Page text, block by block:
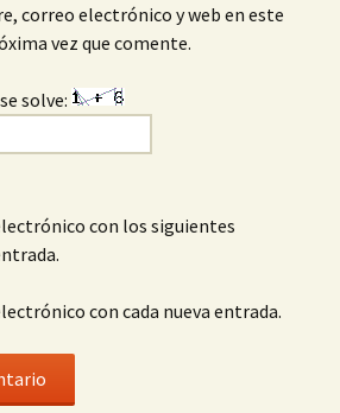
correo electrónico y web en este
vez que comente.
solve:
con los siguientes
con cada nueva entrada.